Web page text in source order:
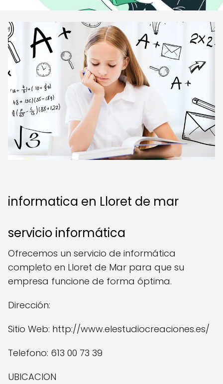
informatica en Lloret de mar
servicio informática
Ofrecemos un servicio de informática
completo en Lloret de Mar para que su
empresa funcione de forma óptima.
Dirección:
Sitio Web: http://www.elestudiocreaciones.es/
Telefono: 613 00 73 39
UBICACION